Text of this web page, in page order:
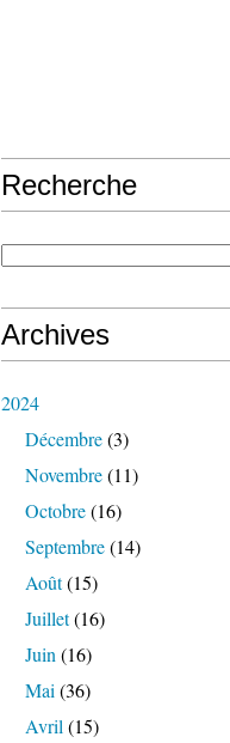
Recherche
Archives
2024
Décembre(3)
Novembre(11)
Octobre(16)
Septembre(14)
Août(15)
Juillet(16)
Juin (16)
Mai (36)
Avril (15)